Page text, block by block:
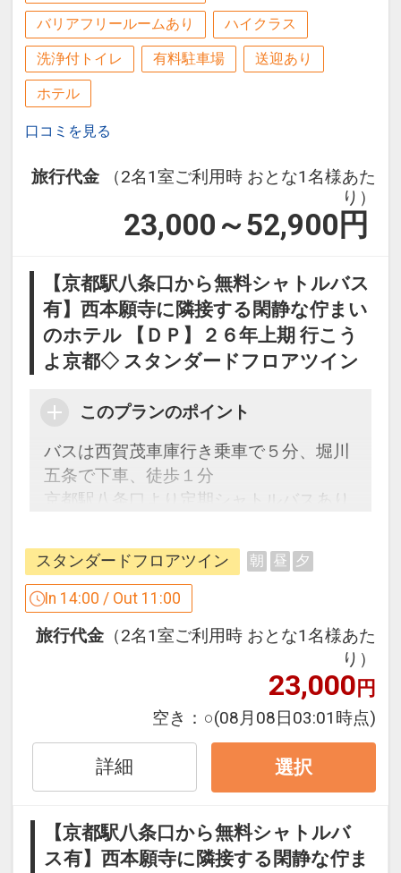
バリアフリールームあり ハイクラス
洗浄付トイレ 有料駐車場 送迎あり
ホテル
口コミを見る
旅行代金
（2名1室ご利用時 おとな1名様あた
り）
23,000～52,900 円
【京都駅八条口から無料シャトルバス
有】西本願寺に隣接する閑静な佇まい
のホテル 【ＤＰ】２６年上期 行こう
よ京都◇ スタンダードフロアツイン
このプランのポイント
バスは西賀茂車庫行き乗車で５分、堀川
五条で下車、徒歩１分
京都駅八条口より定期シャトルバスあり
西本願寺に隣接し、古都京都のイメージ
をちりばめた閑静なデラックスホテル。
をご用意しています。
※ご覧のページの【食事条件】をお確か
めのうえ、ご予約にお進みください。
設定期間：2026年4月1日～2026年9月
インターネットコース番号：DP-1-
17538093
スタンダードフロアツイン 朝 昼 夕
In 14:00 / Out 11:00
旅行代金 （2名1室ご利用時 おとな1名様あた
り）
23,000円
空き： ○(08月08日03:01時点)
詳細 選択
【京都駅八条口から無料シャトルバ
ス有】西本願寺に隣接する閑静な佇ま